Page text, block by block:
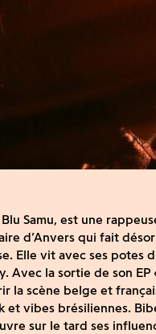
Blu Samu, est une
d’Anvers qui fait
Elle vit avec ses potes
Avec la sortie de son EP
la scène belge et
et vibes brésiliennes.
sur le tard ses